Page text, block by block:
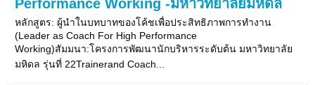
Performance Working -มหาวิทยาลัยมหิดล
หลักสูตร: ผู้นำในบทบาทของโค้ชเพื่อประสิทธิภาพการทำงาน
(Leader as Coach For High Performance
Working)สัมมนา:โครงการพัฒนานักบริหารระดับต้น มหาวิทยาลัย
มหิดล รุ่นที่ 22Trainerand Coach...